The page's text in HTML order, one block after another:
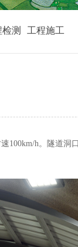
测 工程施工
100km/h。
隧道洞